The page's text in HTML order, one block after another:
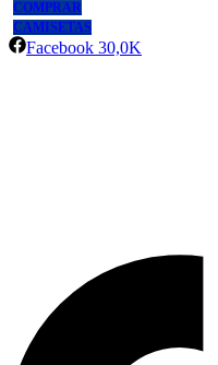
COMPRAR
CAMISETAS
Facebook 30,0K